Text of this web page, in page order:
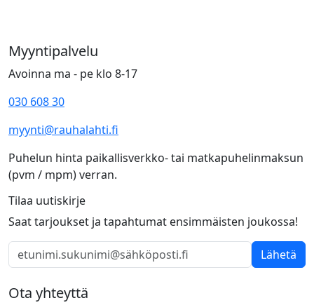
Myyntipalvelu
Avoinna ma - pe klo 8-17
030 608 30
myynti@rauhalahti.fi
Puhelun hinta paikallisverkko- tai matkapuhelinmaksun
(pvm / mpm) verran.
Tilaa uutiskirje
Saat tarjoukset ja tapahtumat ensimmäisten joukossa!
Lähetä
Ota yhteyttä